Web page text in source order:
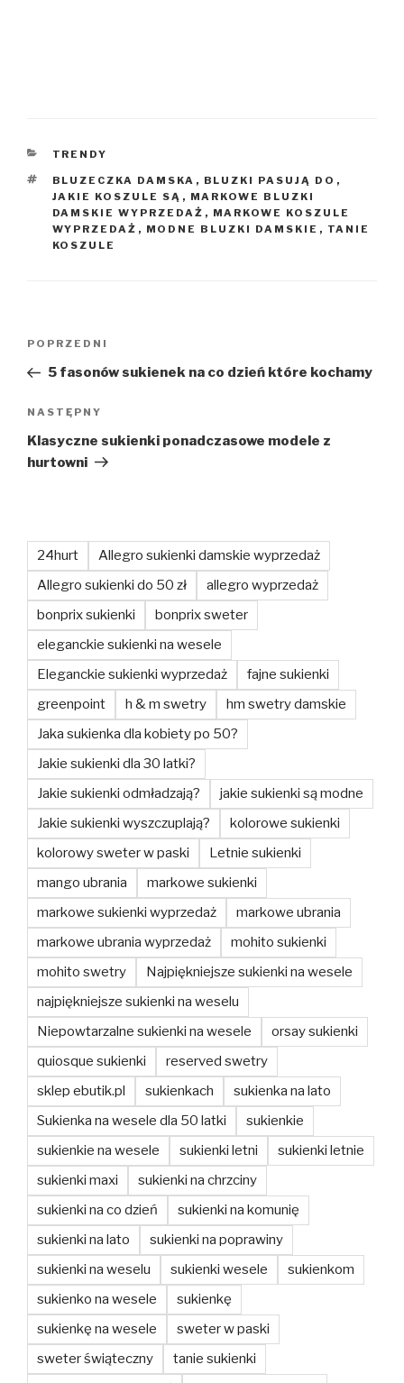
KATEGORIE
TRENDY
TAGI
BLUZECZKA DAMSKA , BLUZKI PASUJĄ DO ,
JAKIE KOSZULE SĄ , MARKOWE BLUZKI
DAMSKIE WYPRZEDAŻ , MARKOWE KOSZULE
WYPRZEDAŻ , MODNE BLUZKI DAMSKIE , TANIE
KOSZULE
Poprzedni
wpis
POPRZEDNI
5 fasonów sukienek na co dzień które kochamy
Następny
wpis
NASTĘPNY
Klasyczne sukienki ponadczasowe modele z
hurtowni
24hurt
Allegro sukienki damskie wyprzedaż
Allegro sukienki do 50 zł
allegro wyprzedaż
bonprix sukienki
bonprix sweter
eleganckie sukienki na wesele
Eleganckie sukienki wyprzedaż
fajne sukienki
greenpoint
h & m swetry
hm swetry damskie
Jaka sukienka dla kobiety po 50?
Jakie sukienki dla 30 latki?
Jakie sukienki odmładzają?
jakie sukienki są modne
Jakie sukienki wyszczuplają?
kolorowe sukienki
kolorowy sweter w paski
Letnie sukienki
mango ubrania
markowe sukienki
markowe sukienki wyprzedaż
markowe ubrania
markowe ubrania wyprzedaż
mohito sukienki
mohito swetry
Najpiękniejsze sukienki na wesele
najpiękniejsze sukienki na weselu
Niepowtarzalne sukienki na wesele
orsay sukienki
quiosque sukienki
reserved swetry
sklep ebutik.pl
sukienkach
sukienka na lato
Sukienka na wesele dla 50 latki
sukienkie
sukienkie na wesele
sukienki letni
sukienki letnie
sukienki maxi
sukienki na chrzciny
sukienki na co dzień
sukienki na komunię
sukienki na lato
sukienki na poprawiny
sukienki na weselu
sukienki wesele
sukienkom
sukienko na wesele
sukienkę
sukienkę na wesele
sweter w paski
sweter świąteczny
tanie sukienki